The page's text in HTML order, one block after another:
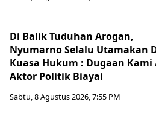
Di Balik Tuduhan Arogan,
Nyumarno Selalu Utamakan
Kuasa Hukum : Dugaan Kami
Aktor Politik Biayai
Sabtu, 8 Agustus 2026, 7:55 PM